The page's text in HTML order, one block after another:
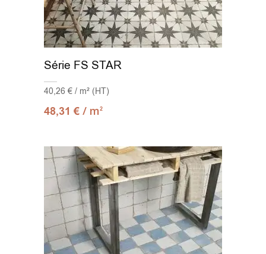
Série FS STAR
40,26 € / m² (HT)
48,31€ / m2